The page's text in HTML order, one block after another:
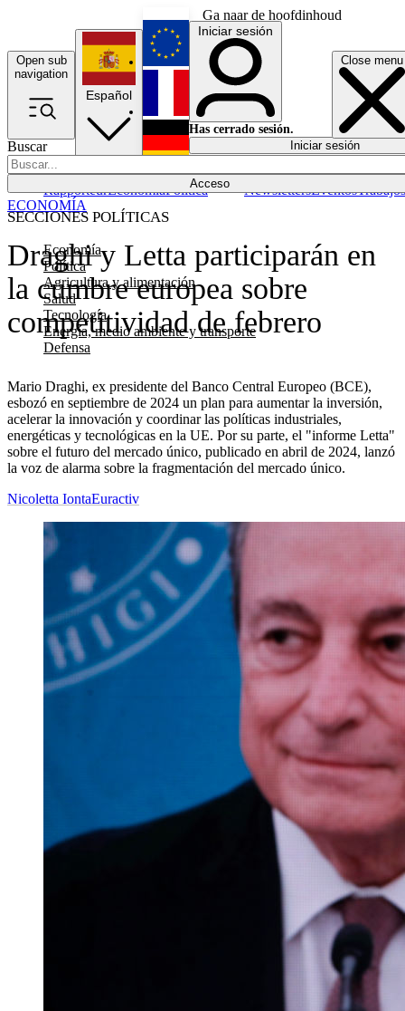
Ga naar de hoofdinhoud
Open sub
navigation
Close menu
Buscar
Acceso
SECCIONES POLÍTICAS
Economía
Política
Agricultura y alimentación
Salud
Tecnología
Energía, medio ambiente y transporte
Defensa
RapporteurEconomíaPolítica NewslettersEventosTrabajos
Español
English
Français
Iniciar sesión
Has cerrado sesión.
Iniciar sesión
Draghi y Letta participarán en
la cumbre europea sobre
competitividad de febrero
Mario Draghi, ex presidente del Banco Central Europeo (BCE),
esbozó en septiembre de 2024 un plan para aumentar la inversión,
acelerar la innovación y coordinar las políticas industriales,
energéticas y tecnológicas en la UE. Por su parte, el "informe Letta"
sobre el futuro del mercado único, publicado en abril de 2024, lanzó
la voz de alarma sobre la fragmentación del mercado único.
ECONOMÍA
Nicoletta IontaEuractiv